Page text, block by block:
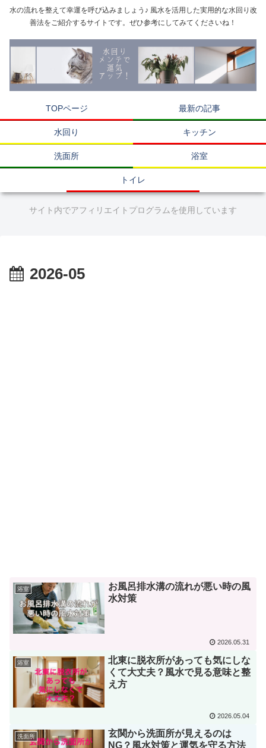
水の流れを整えて幸運を呼び込みましょう♪ 風水を活用した実用的な水回り改
善法をご紹介するサイトです。ぜひ参考にしてみてくださいね！
TOPページ 最新の記事
水回り キッチン
洗面所 浴室
トイレ
サイト内でアフィリエイトプログラムを使用しています
2026-05
浴室
お風呂排水溝の流れが悪い時の風
水対策
2026.05.31
浴室
北東に脱衣所があっても気にしな
くて大丈夫？風水で見る意味と整
え方
2026.05.04
洗面所
玄関から洗面所が見えるのは
NG？風水対策と運気を守る方法